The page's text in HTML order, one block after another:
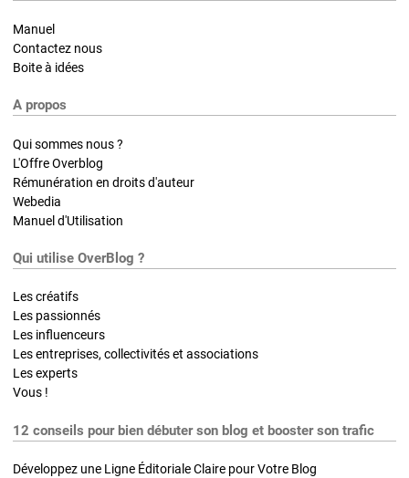
Manuel
Contactez nous
Boite à idées
A propos
Qui sommes nous ?
L'Offre Overblog
Rémunération en droits d'auteur
Webedia
Manuel d'Utilisation
Qui utilise OverBlog ?
Les créatifs
Les passionnés
Les influenceurs
Les entreprises, collectivités et associations
Les experts
Vous !
12 conseils pour bien débuter son blog et booster son trafic
Développez une Ligne Éditoriale Claire pour Votre Blog